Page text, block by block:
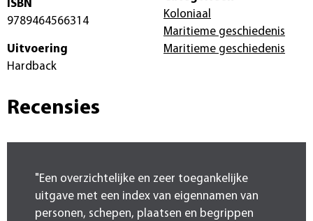
ISBN
9789464566314
Uitvoering
Hardback
Koloniaal
Maritieme geschiedenis
Maritieme geschiedenis
Recensies
"Een overzichtelijke en zeer toegankelijke
uitgave met een index van eigennamen van
personen, schepen, plaatsen en begrippen